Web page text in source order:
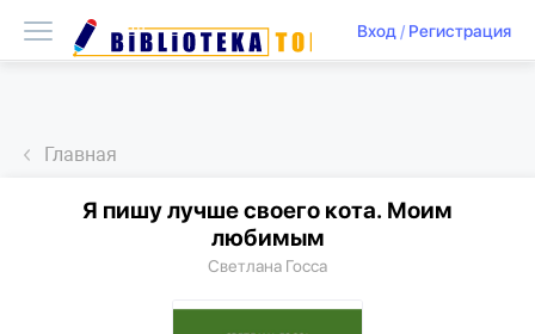
Вход/ Регистрация
Главная
Я пишу лучше своего кота. Моим
любимым
Светлана Госса